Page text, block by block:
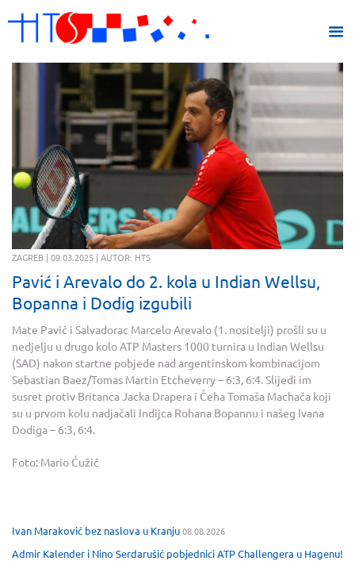
ZAGREB | 09.03.2025 | AUTOR: HTS
Pavić i Arevalo do 2. kola u Indian Wellsu,
Bopanna i Dodig izgubili
Mate Pavić i Salvadorac Marcelo Arevalo (1. nositelji) prošli su u
nedjelju u drugo kolo ATP Masters 1000 turnira u Indian Wellsu
(SAD) nakon startne pobjede nad argentinskom kombinacijom
Sebastian Baez/Tomas Martin Etcheverry – 6:3, 6:4. Slijedi im
susret protiv Britanca Jacka Drapera i Čeha Tomaša Machača koji
su u prvom kolu nadjačali Indijca Rohana Bopannu i našeg Ivana
Dodiga – 6:3, 6:4.
Foto: Mario Ćužić
Ivan Maraković bez naslova u Kranju08.08.2026
Admir Kalender i Nino Serdarušić pobjednici ATP Challengera u Hagenu!